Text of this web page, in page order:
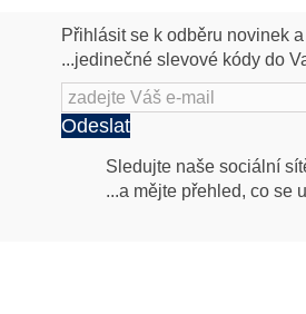
Přihlásit se k odběru novinek
...jedinečné slevové kódy do
Odeslat
Následujte
Sledujte naše sociální
...a mějte přehled, co se